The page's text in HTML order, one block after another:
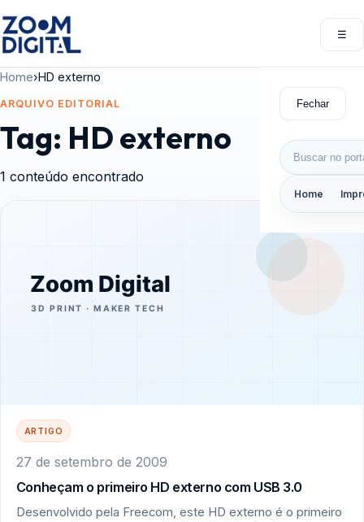
☰
Fechar
Buscar por:
Home
Home›HD externo
ARQUIVO EDITORIAL
Tag: HD externo
1 conteúdo encontrado
ARTIGO
27 de setembro de 2009
Conheçam o primeiro HD externo com USB 3.0
Desenvolvido pela Freecom, este HD externo é o primeiro